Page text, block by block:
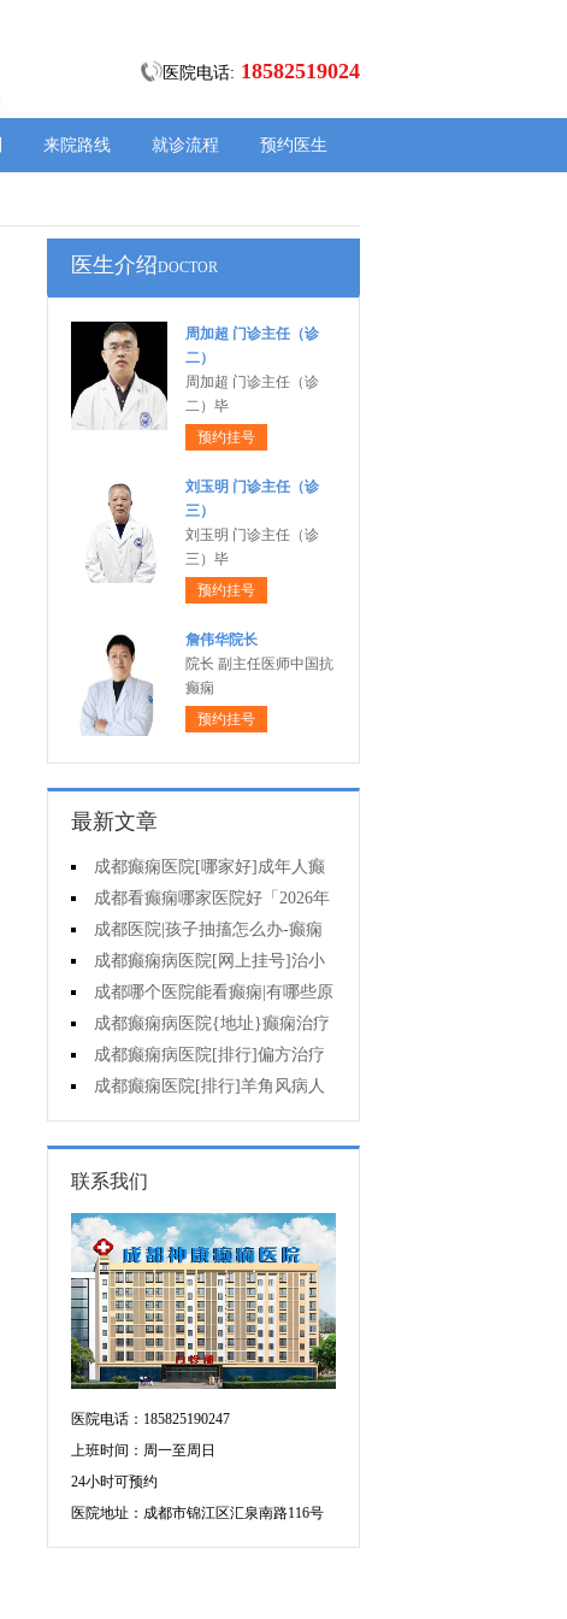
医院电话: 18582519024
来院路线 就诊流程 预约医生
医生介绍DOCTOR
周加超 门诊主任（诊
二）
周加超 门诊主任（诊
二）毕
预约挂号
刘玉明 门诊主任（诊
三）
刘玉明 门诊主任（诊
三）毕
预约挂号
詹伟华院长
院长 副主任医师中国抗
癫痫
预约挂号
最新文章
成都癫痫医院[哪家好]成年人癫
痫的护理要做到哪些?
成都看癫痫哪家医院好「2026年
度公布」癫痫是遗传的吗?
成都医院|孩子抽搐怎么办-癫痫
病吃什么中药?
成都癫痫病医院[网上挂号]治小
儿癫痫病药哪个好?
成都哪个医院能看癫痫|有哪些原
因会造成癫痫?
成都癫痫病医院{地址}癫痫治疗
要坚持哪些原则?
成都癫痫病医院[排行]偏方治疗
可信吗?
成都癫痫医院[排行]羊角风病人
睡眠困难怎么办?
联系我们
医院电话：185825190247
上班时间：周一至周日
24小时可预约
医院地址：成都市锦江区汇泉南路116号